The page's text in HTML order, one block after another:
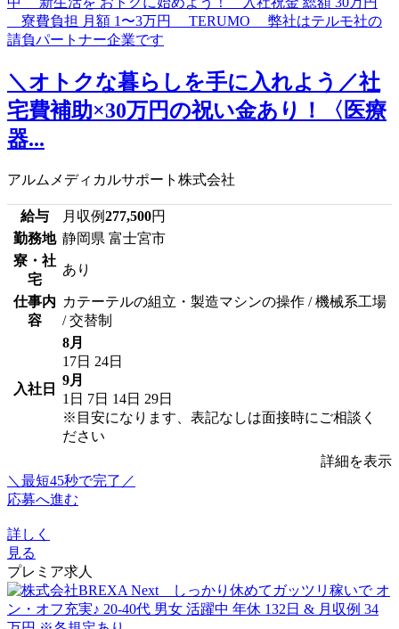
＼オトクな暮らしを手に入れよう／社
宅費補助×30万円の祝い金あり！〈医療
器...
アルムメディカルサポート株式会社
給与 月収例277,500円
勤務地 静岡県 富士宮市
寮・社
宅
あり
仕事内
容
カテーテルの組立・製造マシンの操作 / 機械系工場
/ 交替制
入社日
8月
17日 24日
9月
1日 7日 14日 29日
※目安になります、表記なしは面接時にご相談く
ださい
詳細を表示
＼最短45秒で完了／
応募へ進む
詳しく
見る
プレミア求人